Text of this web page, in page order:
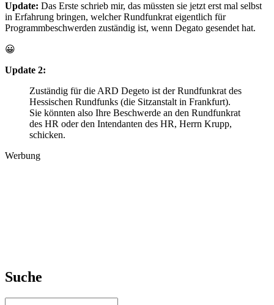
Update: Das Erste schrieb mir, das müssten sie jetzt erst mal selbst
in Erfahrung bringen, welcher Rundfunkrat eigentlich für
Programmbeschwerden zuständig ist, wenn Degato gesendet hat.
😀
Update 2:
Zuständig für die ARD Degeto ist der Rundfunkrat des
Hessischen Rundfunks (die Sitzanstalt in Frankfurt).
Sie könnten also Ihre Beschwerde an den Rundfunkrat
des HR oder den Intendanten des HR, Herrn Krupp,
schicken.
Werbung
Suche